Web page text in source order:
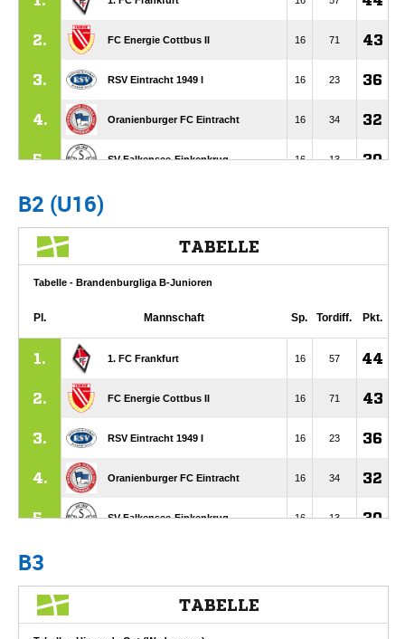
B2 (U16)
B3